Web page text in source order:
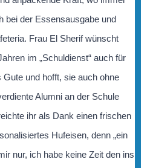
bei der Essensausgabe und
Frau El Sherif wünscht
im „Schuldienst“ auch für
und hofft, sie auch ohne
Alumni an der Schule
ihr als Dank einen frischen
Hufeisen, denn „ein
nur, ich habe keine Zeit den ins